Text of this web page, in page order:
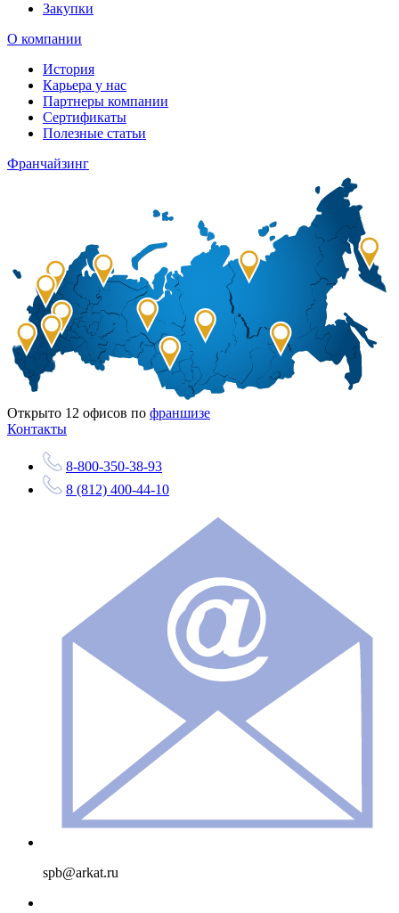
Закупки
О компании
История
Карьера у нас
Партнеры компании
Сертификаты
Полезные статьи
Франчайзинг
Открыто 12 офисов по франшизе
Контакты
8-800-350-38-93
8 (812) 400-44-10
spb@arkat.ru